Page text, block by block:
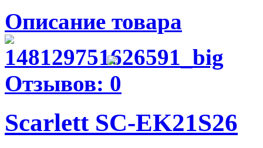
Описание товара
Отзывов: 0
Scarlett SC-EK21S26